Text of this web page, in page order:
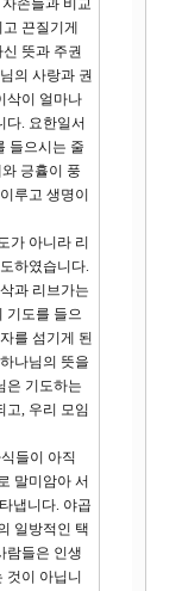
손들과 비교
끈질기게
뜻과 주권
의 사랑과 권
삭이 얼마나
다. 요한일서
들으시는 줄
긍휼이 풍
루고 생명이
가 아니라 리
하였습니다.
과 리브가는
기도를 들으
를 섬기게 된
나님의 뜻을
은 기도하는
고, 우리 모임
들이 아직
말미암아 서
냅니다. 야곱
일방적인 택
람들은 인생
이 아닙니